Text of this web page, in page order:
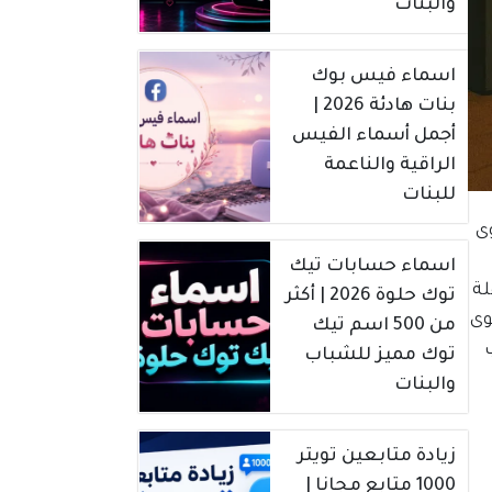
والبنات
اسماء فيس بوك
أجمل أسماء الفيس
الراقية والناعمة
للبنات
اسماء حسابات تيك
توك حلوة 2026 | أكثر
من 500 اسم تيك
توك مميز للشباب
والبنات
زيادة متابعين تويتر
1000 متابع مجانا |